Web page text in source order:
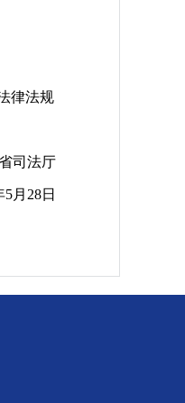
律法规
法厅
28日